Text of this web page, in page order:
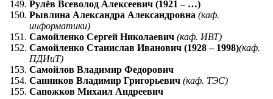
Рулёв Всеволод Алексеевич (1921 – …)
Рывлина Александра Александровна (каф.
информатики)
Самойленко Сергей Николаевич (каф. ИВТ)
Самойленко Станислав Иванович (1928 – 1998)(каф.
ПДИиТ)
Самойлов Владимир Федорович
Санников Владимир Григорьевич (каф. ТЭС)
Сапожков Михаил Андреевич